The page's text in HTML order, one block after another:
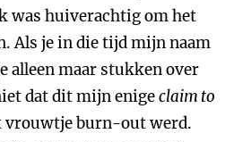
was huiverachtig om het
Als je in die tijd mijn naam
alleen maar stukken over
dat dit mijn enigeclaim to
vrouwtje burn-out werd.